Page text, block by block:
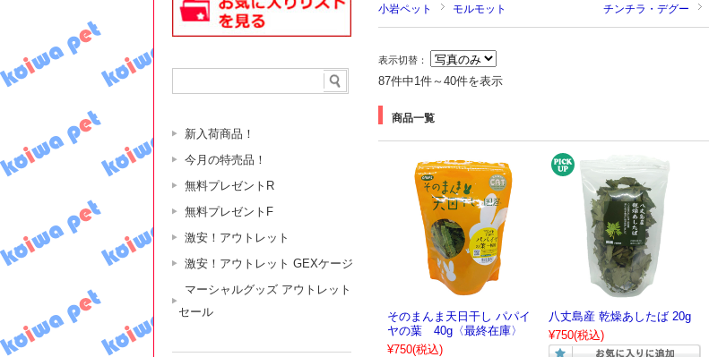
小岩ペット モルモット チンチラ・デグー
表示切替：
87件中1件～40件を表示
商品一覧
そのまんま天日干し パパイ
ヤの葉 40g〈最終在庫〉
¥750(税込)
八丈島産 乾燥あしたば 20g
¥750(税込)
新入荷商品！
今月の特売品！
無料プレゼントR
無料プレゼントF
激安！アウトレット
激安！アウトレット GEXケージ
マーシャルグッズ アウトレット
セール